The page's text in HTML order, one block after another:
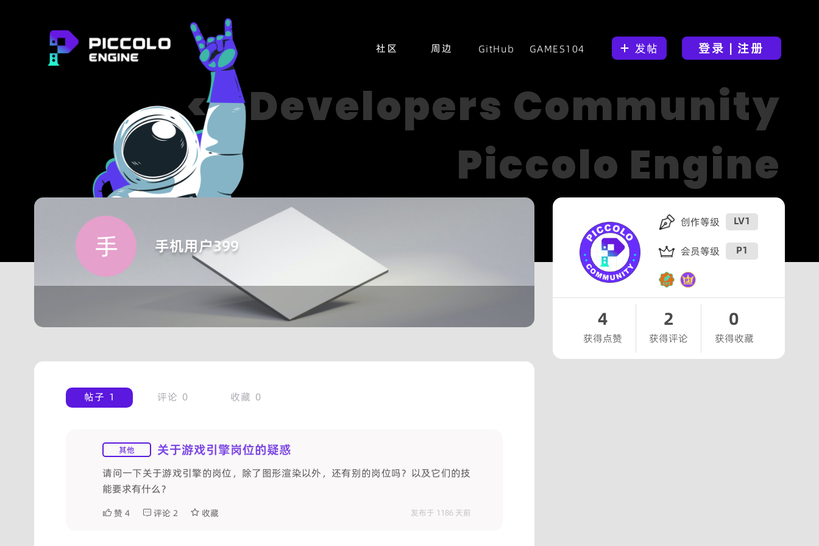
社区 周边 GitHub GAMES104 发帖 登录 | 注册
</>Developers Community
Piccolo Engine
手 手机用户399
帖子 1 评论 0 收藏 0
其他 关于游戏引擎岗位的疑惑
请问一下关于游戏引擎的岗位，除了图形渲染以外，还有别的岗位吗？以及它们的技
能要求有什么？
赞4 评论2 收藏 发布于 1186 天前
创作等级 LV1
会员等级 P1
4
获得点赞
2
获得评论
0
获得收藏